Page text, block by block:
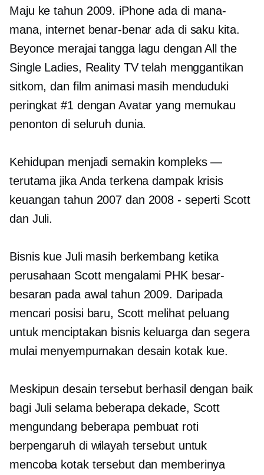
Maju ke tahun 2009. iPhone ada di mana-
mana, internet benar-benar ada di saku kita.
Beyonce merajai tangga lagu dengan All the
Single Ladies, Reality TV telah menggantikan
sitkom, dan film animasi masih menduduki
peringkat #1 dengan Avatar yang memukau
penonton di seluruh dunia.
Kehidupan menjadi semakin kompleks —
terutama jika Anda terkena dampak krisis
keuangan tahun 2007 dan 2008- seperti Scott
dan Juli.
Bisnis kue Juli masih berkembang ketika
perusahaan Scott mengalami PHK besar-
besaran pada awal tahun 2009. Daripada
mencari posisi baru, Scott melihat peluang
untuk menciptakan bisnis keluarga dan segera
mulai menyempurnakan desain kotak kue.
Meskipun desain tersebut berhasil dengan baik
bagi Juli selama beberapa dekade, Scott
mengundang beberapa pembuat roti
berpengaruh di wilayah tersebut untuk
mencoba kotak tersebut dan memberinya